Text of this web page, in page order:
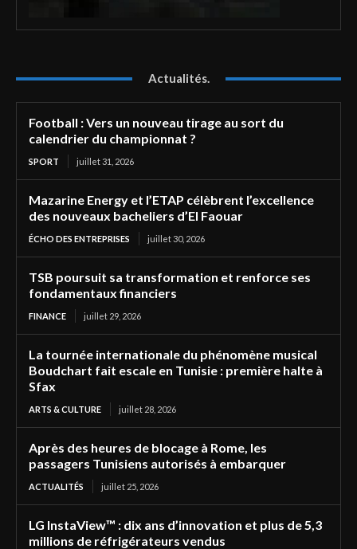
Actualités.
Football : Vers un nouveau tirage au sort du
calendrier du championnat ?
SPORT juillet 31, 2026
Mazarine Energy et l’ETAP célèbrent l’excellence
des nouveaux bacheliers d’El Faouar
ÉCHO DES ENTREPRISES juillet 30, 2026
TSB poursuit sa transformation et renforce ses
fondamentaux financiers
FINANCE juillet 29, 2026
La tournée internationale du phénomène musical
Boudchart fait escale en Tunisie : première halte à
Sfax
ARTS & CULTURE juillet 28, 2026
Après des heures de blocage à Rome, les
passagers Tunisiens autorisés à embarquer
ACTUALITÉS juillet 25, 2026
LG InstaView™ : dix ans d’innovation et plus de 5,3
millions de réfrigérateurs vendus